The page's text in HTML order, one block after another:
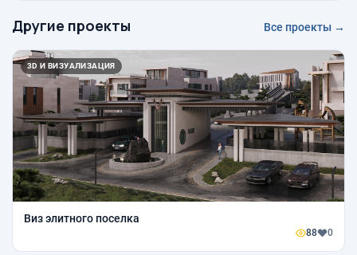
Другие проекты Все проекты →
3D И ВИЗУАЛИЗАЦИЯ
Виз элитного поселка
88 0